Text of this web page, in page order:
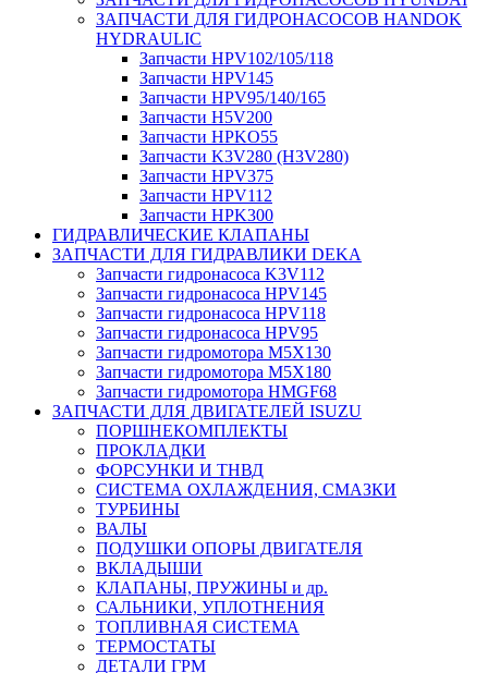
ЗАПЧАСТИ ДЛЯ ГИДРОНАСОСОВ HANDOK
HYDRAULIC
Запчасти HPV102/105/118
Запчасти HPV145
Запчасти HPV95/140/165
Запчасти H5V200
Запчасти HPKO55
Запчасти K3V280 (H3V280)
Запчасти HPV375
Запчасти HPV112
Запчасти HPK300
ГИДРАВЛИЧЕСКИЕ КЛАПАНЫ
ЗАПЧАСТИ ДЛЯ ГИДРАВЛИКИ DEKA
Запчасти гидронасоса K3V112
Запчасти гидронасоса HPV145
Запчасти гидронасоса HPV118
Запчасти гидронасоса HPV95
Запчасти гидромотора M5X130
Запчасти гидромотора M5X180
Запчасти гидромотора HMGF68
ЗАПЧАСТИ ДЛЯ ДВИГАТЕЛЕЙ ISUZU
ПОРШНЕКОМПЛЕКТЫ
ПРОКЛАДКИ
ФОРСУНКИ И ТНВД
СИСТЕМА ОХЛАЖДЕНИЯ, СМАЗКИ
ТУРБИНЫ
ВАЛЫ
ПОДУШКИ ОПОРЫ ДВИГАТЕЛЯ
ВКЛАДЫШИ
КЛАПАНЫ, ПРУЖИНЫ и др.
САЛЬНИКИ, УПЛОТНЕНИЯ
ТОПЛИВНАЯ СИСТЕМА
ТЕРМОСТАТЫ
ДЕТАЛИ ГРМ